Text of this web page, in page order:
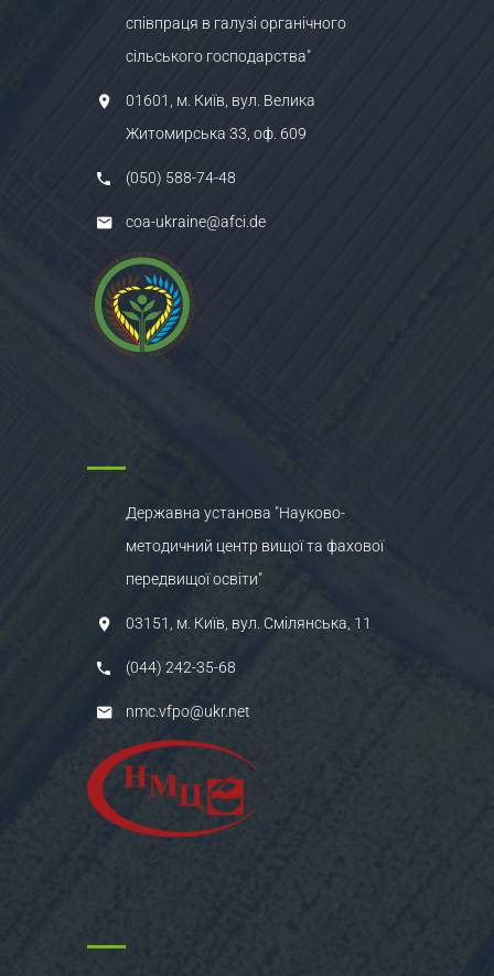
співпраця в галузі органічного
сільського господарства"
01601, м. Київ, вул. Велика
Житомирська 33, оф. 609
(050) 588-74-48
coa-ukraine@afci.de
Державна установа "Науково-
методичний центр вищої та фахової
передвищої освіти"
03151, м. Київ, вул. Смілянська, 11
(044) 242-35-68
nmc.vfpo@ukr.net